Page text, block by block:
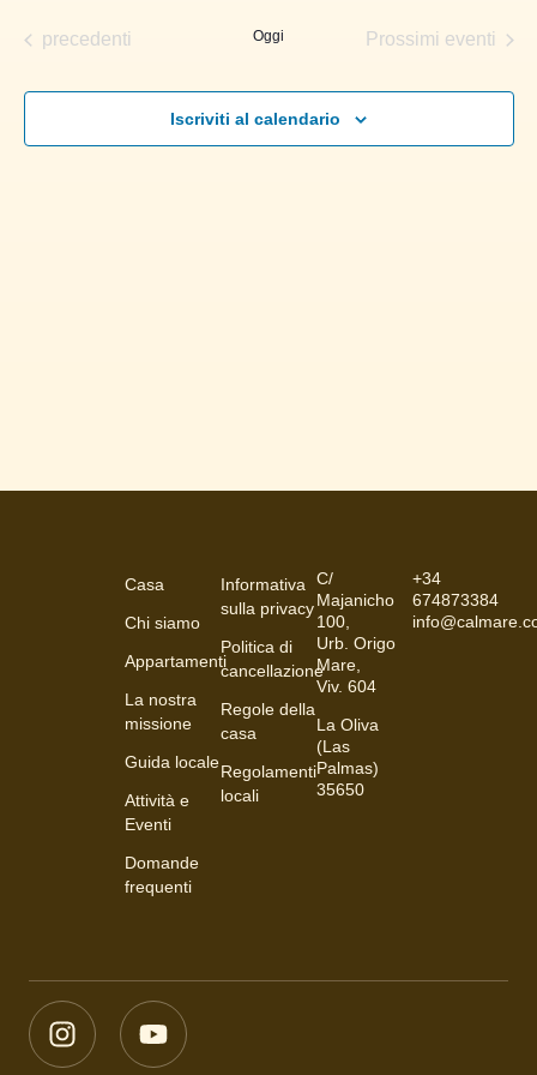
viste
Eventi
precedenti Oggi Prossimi eventi
Iscriviti al calendario
Casa
Chi siamo
Appartamenti
La nostra
missione
Guida locale
Attività e
Eventi
Domande
frequenti
Informativa
sulla privacy
Politica di
cancellazione
Regole della
casa
Regolamenti
locali
C/
Majanicho
100,
Urb. Origo
Mare,
Viv. 604
La Oliva
(Las
Palmas)
35650
+34
674873384